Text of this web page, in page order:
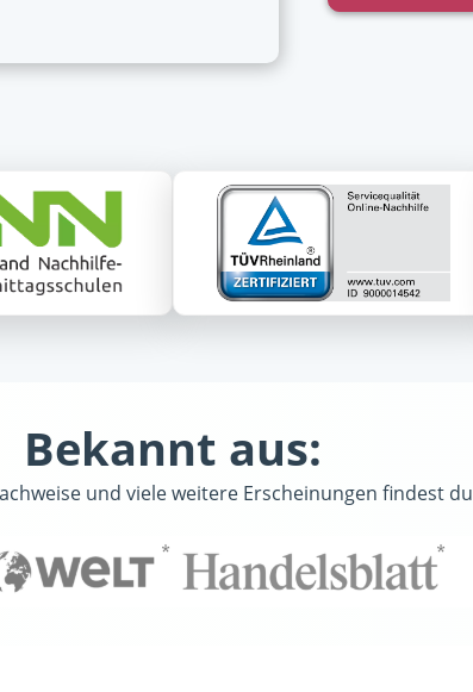
Bekannt aus:
und viele weitere Erscheinungen findest du